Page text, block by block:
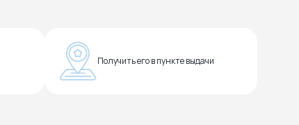
Получить его в пункте выдачи